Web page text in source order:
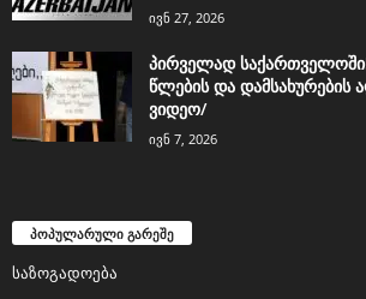
ივნ 27, 2026
პირველად
წლების და დამსახურების
ვიდეო/
ივნ 7, 2026
პოპულარული გარეშე
საზოგადოება